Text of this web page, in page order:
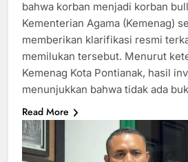
bahwa korban menjadi korban
Kementerian Agama (Kemenag)
memberikan klarifikasi resmi
memilukan tersebut. Menurut
Kemenag Kota Pontianak, hasil
menunjukkan bahwa tidak ada
Read More